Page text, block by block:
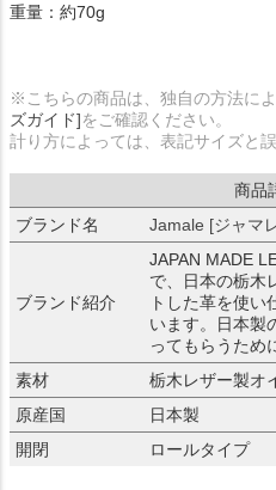
重量：約70g
※こちらの商品は、独自の方法に
ズガイド]をご確認ください。
計り方によっては、表記サイズと
商品
ブランド名
Jamale [ジャマ
ブランド紹介
JAPAN MADE
で、日本の栃木
トした革を使い
います。日本製
ってもらうため
素材
栃木レザー製オ
原産国
日本製
開閉
ロールタイプ